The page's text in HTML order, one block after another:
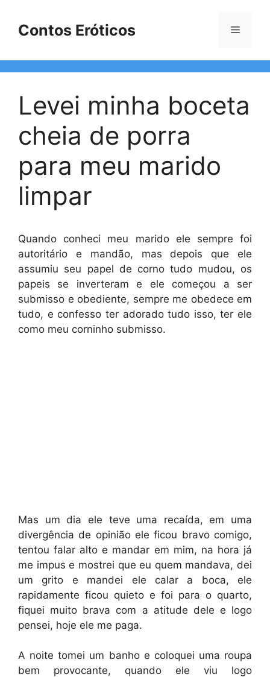
Contos Eróticos Menu
Levei minha boceta
cheia de porra
para meu marido
limpar
Quando conheci meu marido ele sempre foi
autoritário e mandão, mas depois que ele
assumiu seu papel de corno tudo mudou, os
papeis se inverteram e ele começou a ser
submisso e obediente, sempre me obedece em
tudo, e confesso ter adorado tudo isso, ter ele
como meu corninho submisso.
Mas um dia ele teve uma recaída, em uma
divergência de opinião ele ficou bravo comigo,
tentou falar alto e mandar em mim, na hora já
me impus e mostrei que eu quem mandava, dei
um grito e mandei ele calar a boca, ele
rapidamente ficou quieto e foi para o quarto,
fiquei muito brava com a atitude dele e logo
pensei, hoje ele me paga.
A noite tomei um banho e coloquei uma roupa
bem provocante, quando ele viu logo